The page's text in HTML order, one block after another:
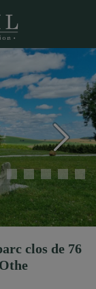
clos de 76